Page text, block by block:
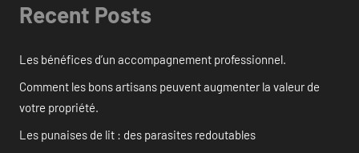
Recent Posts
Les bénéfices d’un accompagnement professionnel.
Comment les bons artisans peuvent augmenter la valeur de
votre propriété.
Les punaises de lit : des parasites redoutables